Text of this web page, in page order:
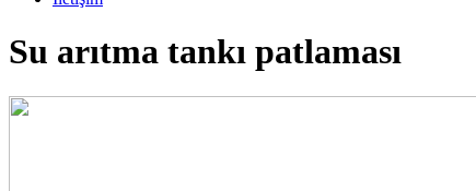
Su arıtma tankı patlaması